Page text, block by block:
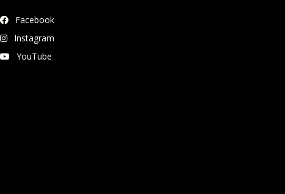
Facebook
Instagram
YouTube